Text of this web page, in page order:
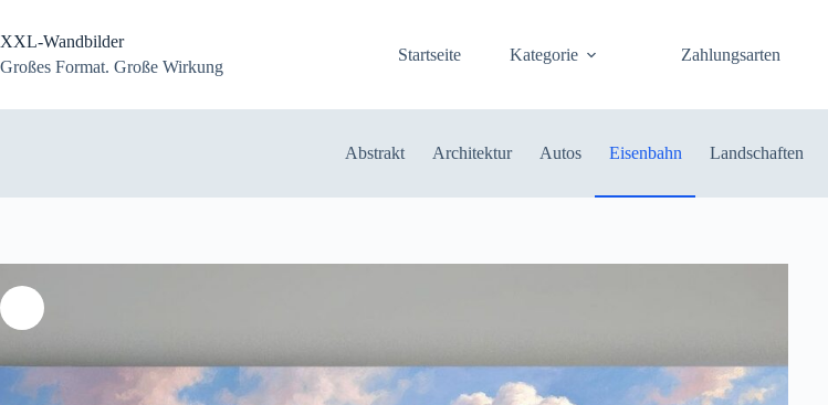
springen
XXL-Wandbilder
Großes Format. Große Wirkung
Startseite Kategorie Zahlungsarten
Abstrakt Architektur Autos Eisenbahn Landschaften